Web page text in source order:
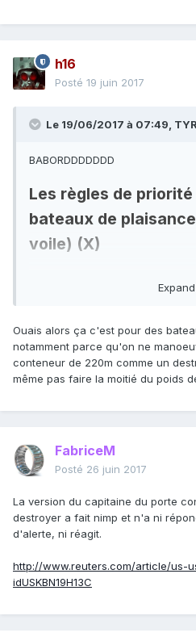
h16
Posté 19 juin 2017
Le 19/06/2017 à 07:49,
BABORDDDDDDD
Les règles de
bateaux de
voile) (X)
en face de l’autre, chacun doit
priorité à droite s'applique
priorité à droite et passer
bateaux forment un angle
arrière du rattrapé.Dans le cas
bateau rattrapant qui s’applique.
Expand
Ouais alors ça c'est pour des
notamment parce qu'on ne
conteneur de 220m comme un
même pas faire la moitié du poids
FabriceM
Posté 26 juin 2017
La version du capitaine du porte
destroyer a fait nimp et n'a ni
d'alerte, ni réagit.
http://www.reuters.com/article/us-
idUSKBN19H13C